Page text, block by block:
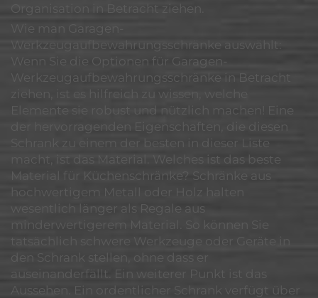
Organisation in Betracht ziehen.
Werkzeugaufbewahrungsschränke auswählt:
Wenn Sie die Optionen für Garagen-
Werkzeugaufbewahrungsschränke in Betracht
ziehen, ist es hilfreich zu wissen, welche
Elemente sie robust und nützlich machen! Eine
der hervorragenden Eigenschaften, die diesen
Schrank zu einem der besten in dieser Liste
macht, ist das Material. Welches ist das beste
Material für Küchenschränke? Schränke aus
hochwertigem Metall oder Holz halten
wesentlich länger als Regale aus
minderwertigerem Material. So können Sie
tatsächlich schwere Werkzeuge oder Geräte in
den Schrank stellen, ohne dass er
auseinanderfällt. Ein weiterer Punkt ist das
Aussehen. Ein ordentlicher Schrank verfügt über